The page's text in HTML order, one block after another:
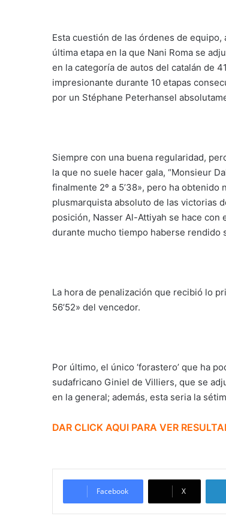
Esta cuestión de las órdenes de
última etapa en la que Nani Roma se
en la categoría de autos del catalán de
impresionante durante 10 etapas
por un Stéphane Peterhansel
Siempre con una buena regularidad,
la que no suele hacer gala, “Monsieur
finalmente 2º a 5’38», pero ha
plusmarquista absoluto de las victorias
posición, Nasser Al-Attiyah se hace
durante mucho tiempo haberse rendido
La hora de penalización que recibió lo
56’52» del vencedor.
Por último, el único ‘forastero’ que ha
sudafricano Giniel de Villiers, que se
en la general; además, esta seria la
DAR CLICK AQUI PARA VER
Facebook X